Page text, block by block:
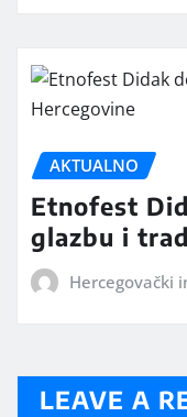
AKTUALNO
Etnofest
glazbu i
Hercegovački
LEAVE A